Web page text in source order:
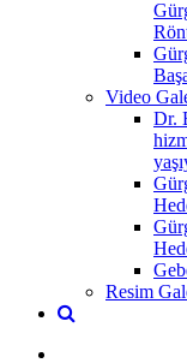
Video
Dr.
Resim